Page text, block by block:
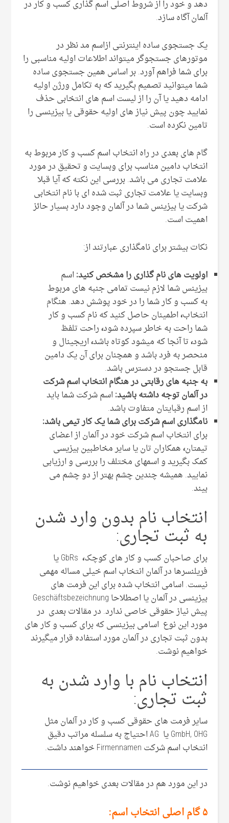
دهد و خود را از شروط اصلی اسم گذاری کسب و کار در
آلمان آگاه سازد.
یک جستجوی ساده اینترنتی ازاسم مد نظر در
موتورهای جستجوگر میتواند اطلاعات اولیه مناسبی را
برای شما فراهم آورد. بر اساس همین جستجوی ساده
شما میتوانید تصمیم بگیرید که به تکامل ورژن اولیه
ادامه دهید یا آن را از لیست اسم های انتخابی حذف
نمایید چون پیش نیاز های اولیه حقوقی یا بیزینسی را
تامین نکرده است.
گام های بعدی در راه انتخاب اسم کسب و کار مربوط به
انتخاب دامین مناسب برای وبسایت و تحقیق در مورد
علامت تجاری می باشد. بررسی این نکته که آیا قبلا
وبسایت یا علامت تجاری ثبت شده ای با نام انتخابی
شرکت یا بیزینس شما در آلمان وجود دارد بسیار حائز
اهمیت است.
نکات بیشتر برای نامگذاری عبارتند از:
اولویت های نام گذاری را مشخص کنید:اسم
بیزینس شما لازم نیست تمامی جنبه های مربوط
به کسب و کار شما را در خود پوشش دهد. هنگام
انتخاب،اطمینان حاصل کنید که نام کسب و کار
شما راحت به خاطر سپرده شود،راحت تلفظ
شود،تا آنجا که میشود کوتاه باشد،اریجینال و
منحصر به فرد باشد و همچنان برای آن یک دامین
قابل جستجو در دسترس باشد.
به جنبه های رقابتی در هنگام انتخاب اسم شرکت
در آلمان توجه داشته باشید:اسم شرکت شما باید
از اسم رقبایتان متفاوت باشد.
نامگذاری اسم شرکت برای شما یک کار تیمی باشد:
برای انتخاب اسم شرکت خود در آلمان از اعضای
تیمتان،همکاران تان یا سایر مخاطبین بیزیسی
کمک بگیرید و اسمهای مختلف را بررسی و ارزیابی
نمایید. همیشه چندین چشم بهتر از دو چشم می
بیند.
انتخاب نام بدون وارد شدن
به ثبت تجاری:
برای صاحبان کسب و کار های کوچک،
GbRs یا
فریلنسرها در آلمان انتخاب اسم خیلی مساله مهمی
نیست. اسامی انتخاب شده برای این فرمت های
پیش نیاز حقوقی خاصی ندارد. در مقالات بعدی در
مورد این نوع اسامی بیزینسی که برای کسب و کار های
بدون ثبت تجاری در آلمان مورد استفاده قرار میگیرند
خواهیم نوشت.
انتخاب نام با وارد شدن به
ثبت تجاری:
سایر فرمت های حقوقی کسب و کار در آلمان مثل
GmbH, OHG یا AG احتیاج به سلسله مراتب دقیق
انتخاب اسم شرکت Firmennamen خواهند داشت.
در این مورد هم در مقالات بعدی خواهیم نوشت.
۵ گام اصلی انتخاب اسم: